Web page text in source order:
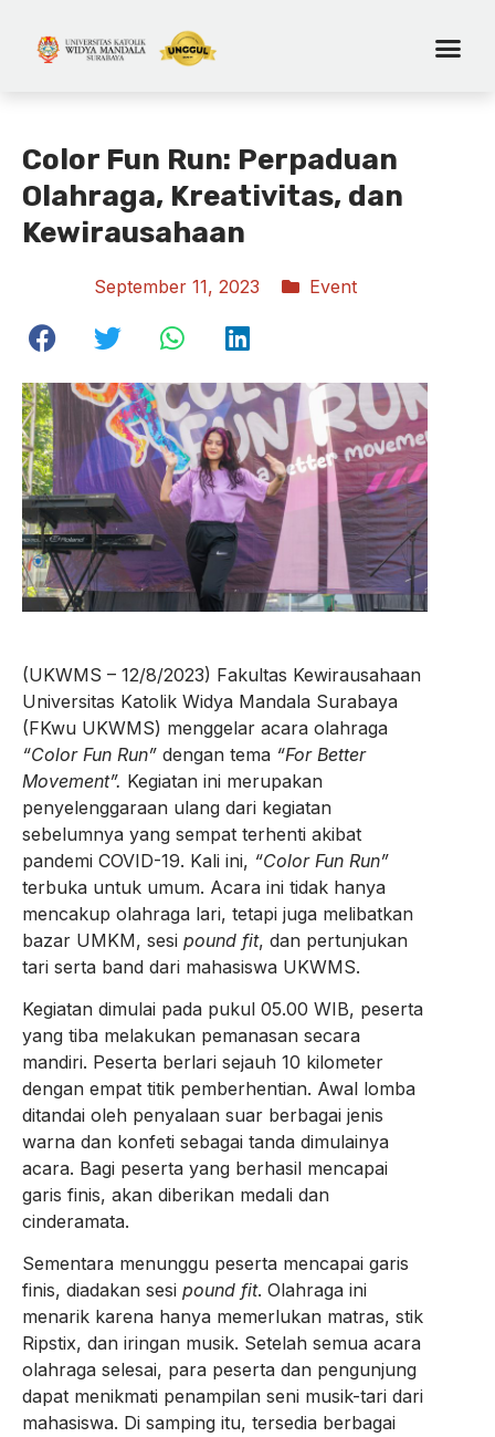
Color Fun Run: Perpaduan
Olahraga, Kreativitas, dan
Kewirausahaan
September 11, 2023 Event
(UKWMS – 12/8/2023) Fakultas Kewirausahaan
Universitas Katolik Widya Mandala Surabaya
(FKwu UKWMS) menggelar acara olahraga
“Color Fun Run” dengan tema “For Better
Movement”. Kegiatan ini merupakan
penyelenggaraan ulang dari kegiatan
sebelumnya yang sempat terhenti akibat
pandemi COVID-19. Kali ini, “Color Fun Run”
terbuka untuk umum. Acara ini tidak hanya
mencakup olahraga lari, tetapi juga melibatkan
bazar UMKM, sesi pound fit, dan pertunjukan
tari serta band dari mahasiswa UKWMS.
Kegiatan dimulai pada pukul 05.00 WIB, peserta
yang tiba melakukan pemanasan secara
mandiri. Peserta berlari sejauh 10 kilometer
dengan empat titik pemberhentian. Awal lomba
ditandai oleh penyalaan suar berbagai jenis
warna dan konfeti sebagai tanda dimulainya
acara. Bagi peserta yang berhasil mencapai
garis finis, akan diberikan medali dan
cinderamata.
Sementara menunggu peserta mencapai garis
finis, diadakan sesi pound fit. Olahraga ini
menarik karena hanya memerlukan matras, stik
Ripstix, dan iringan musik. Setelah semua acara
olahraga selesai, para peserta dan pengunjung
dapat menikmati penampilan seni musik-tari dari
mahasiswa. Di samping itu, tersedia berbagai